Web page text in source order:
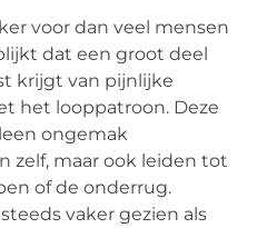
voor dan veel mensen
dat een groot deel
krijgt van pijnlijke
het looppatroon. Deze
ongemak
zelf, maar ook leiden tot
of de onderrug.
vaker gezien als